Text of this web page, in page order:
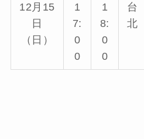
12月15
日
（日）
1
7:
0
0
1
8:
0
0
台
北